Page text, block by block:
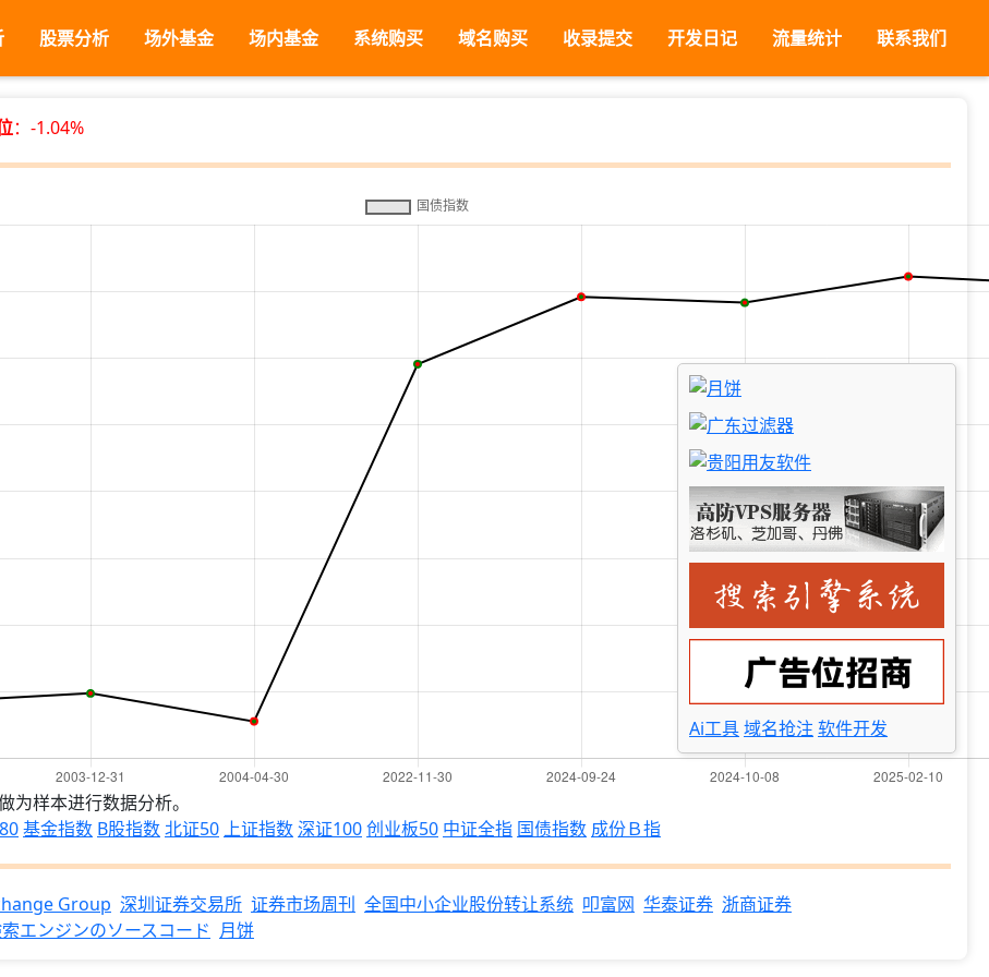
股票分析 场外基金 场内基金 系统购买 域名购买 收录提交 开发日记 流量统计 联系我们
：-1.04%
为样本进行数据分析。
基金指数 B股指数北证50 上证指数深证100创业板50 中证全指 国债指数 成份Ｂ指
Group 深圳证券交易所 证券市场周刊 全国中小企业股份转让系统 叩富网 华泰证券 浙商证券
エンジンのソースコード 月饼
Ai工具域名抢注 软件开发